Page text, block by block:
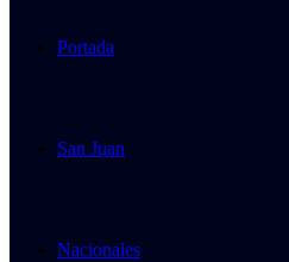
Portada
San Juan
Nacionales